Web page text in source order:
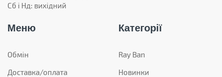
Сб і Нд: вихідний
Меню
Обмін
Доставка/оплата
Категорії
Ray Ban
Новинки